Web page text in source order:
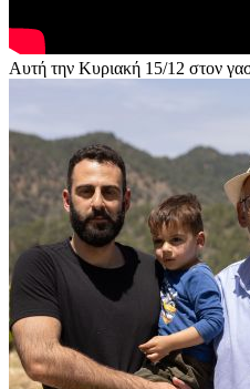
Αυτή την Κυριακή 15/12 στον